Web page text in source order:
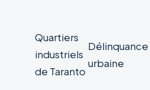
Quartiers
industriels
de Taranto
Délinquance
urbaine